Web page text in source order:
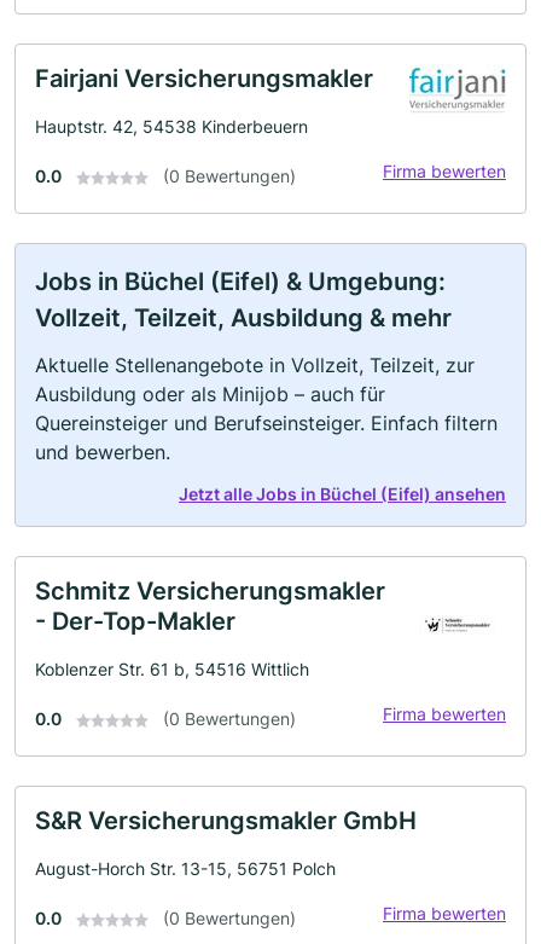
Fairjani Versicherungsmakler
Hauptstr. 42, 54538 Kinderbeuern
0.0 (0 Bewertungen) Firma bewerten
Jobs in Büchel (Eifel) & Umgebung:
Vollzeit, Teilzeit, Ausbildung & mehr
Aktuelle Stellenangebote in Vollzeit, Teilzeit, zur
Ausbildung oder als Minijob – auch für
Quereinsteiger und Berufseinsteiger. Einfach filtern
und bewerben.
Jetzt alle Jobs in Büchel (Eifel) ansehen
Schmitz Versicherungsmakler
- Der-Top-Makler
Koblenzer Str. 61 b, 54516 Wittlich
0.0 (0 Bewertungen) Firma bewerten
S&R Versicherungsmakler GmbH
August-Horch Str. 13-15, 56751 Polch
0.0 (0 Bewertungen) Firma bewerten